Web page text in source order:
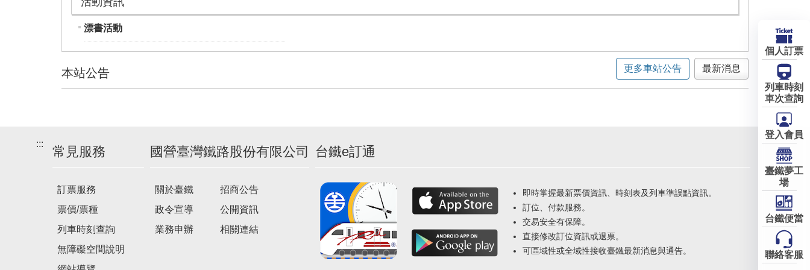
漂書活動
本站公告 更多車站公告 最新消息
乘
:::
常見服務
訂票服務
票價/票種
列車時刻查詢
無障礙空間說明
國營臺灣鐵路股份有限公司
關於臺鐵
政令宣導
業務申辦
招商公告
公開資訊
相關連結
台鐵e訂通
即時掌握最新票價資訊、時刻表及列車準誤點資訊。
訂位、付款服務。
交易安全有保障。
直接修改訂位資訊或退票。
可區域性或全域性接收臺鐵最新消息與通告。
個人訂票
列車時刻
車次查詢
登入會員
臺鐵夢工
場
台鐵便當
聯絡客服